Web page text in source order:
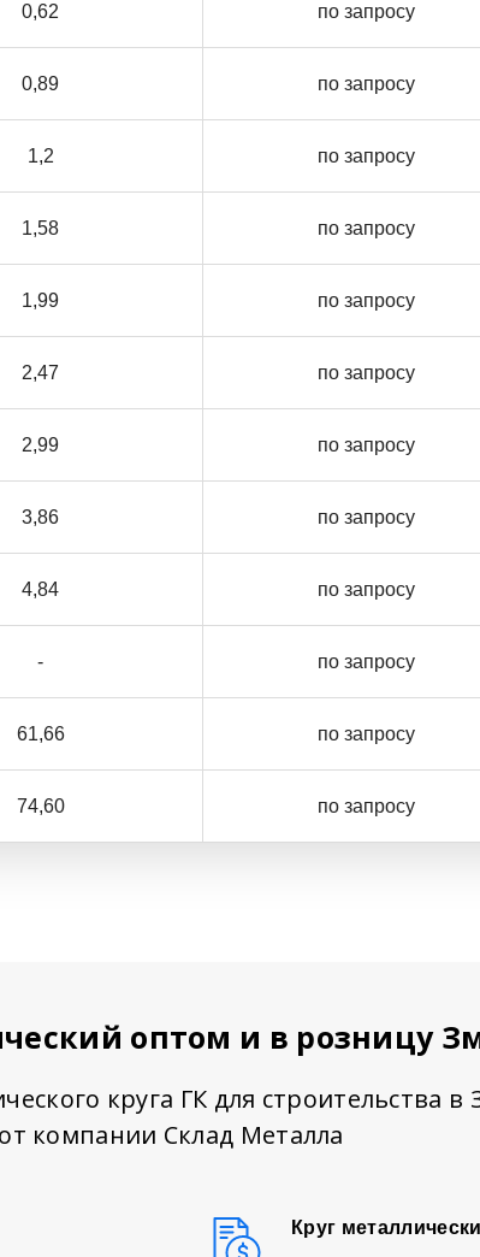
0,62 по запросу
0,89 по запросу
1,2 по запросу
1,58 по запросу
1,99 по запросу
2,47 по запросу
2,99 по запросу
3,86 по запросу
4,84 по запросу
- по запросу
61,66 по запросу
74,60 по запросу
оптом и в розницу
круга ГК для строительства в
от компании Склад Металла
Круг